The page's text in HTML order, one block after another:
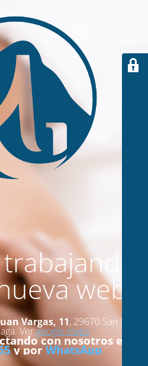
web
Vargas, 11, 29670 San Pedro
Vergoogle maps
con nosotros en el
y porWhatsApp